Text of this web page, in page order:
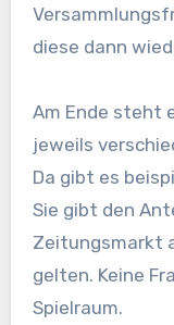
diese dann
Am Ende steht
jeweils
Da gibt es
Sie gibt den
Zeitungsmarkt
gelten. Keine
Spielraum.